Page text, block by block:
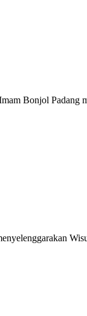
Bonjol Padang